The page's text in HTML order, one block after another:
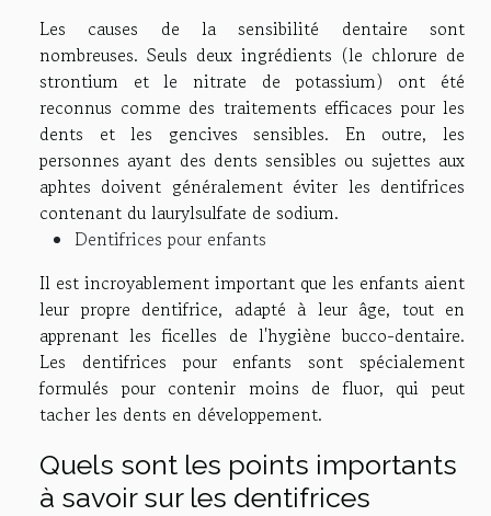
Les causes de la sensibilité dentaire sont
nombreuses. Seuls deux ingrédients (le chlorure de
strontium et le nitrate de potassium) ont été
reconnus comme des traitements efficaces pour les
dents et les gencives sensibles. En outre, les
personnes ayant des dents sensibles ou sujettes aux
aphtes doivent généralement éviter les dentifrices
contenant du laurylsulfate de sodium.
Dentifrices pour enfants
Il est incroyablement important que les enfants aient
leur propre dentifrice, adapté à leur âge, tout en
apprenant les ficelles de l'hygiène bucco-dentaire.
Les dentifrices pour enfants sont spécialement
formulés pour contenir moins de fluor, qui peut
tacher les dents en développement.
Quels sont les points importants
à savoir sur les dentifrices